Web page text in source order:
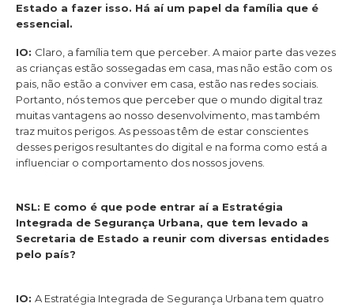
Estado a fazer isso. Há aí um papel da família que é
essencial.
IO: Claro, a família tem que perceber. A maior parte das vezes
as crianças estão sossegadas em casa, mas não estão com os
pais, não estão a conviver em casa, estão nas redes sociais.
Portanto, nós temos que perceber que o mundo digital traz
muitas vantagens ao nosso desenvolvimento, mas também
traz muitos perigos. As pessoas têm de estar conscientes
desses perigos resultantes do digital e na forma como está a
influenciar o comportamento dos nossos jovens.
NSL: E como é que pode entrar aí a Estratégia
Integrada de Segurança Urbana, que tem levado a
Secretaria de Estado a reunir com diversas entidades
pelo país?
IO: A Estratégia Integrada de Segurança Urbana tem quatro